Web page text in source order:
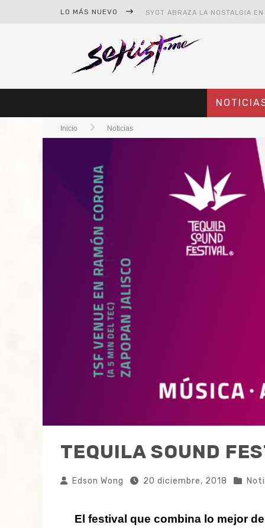
LO MÁS NUEVO
#CINE – STAR WARS: THE
#CINE – SPIDER-MAN: UN
Inicio Noticias
TEQUILA SOUND
Edson Wong 20 diciembre, 2018
El festival que combina lo mejor